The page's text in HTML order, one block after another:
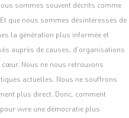
sommes souvent décrits comme
que nous sommes désintéressés de
la génération plus informée et
auprès de causes, d’organisations
cœur. Nous ne nous retrouvons
actuelles. Nous ne souffrons
plus direct. Donc, comment
vivre une démocratie plus